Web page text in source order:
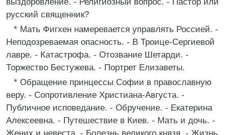
русский священник?
* Мать Фигхен намеревается управлять Россией. -
Неподозреваемая опасность. - В Троице-Сергиевой
лавре. - Катастрофа. - Отозвание Шетарди. -
Торжество Бестужева. - Портрет Елизаветы.
* Обращение принцессы Софии в православную
веру. - Сопротивление Христиана-Августа. -
Публичное исповедание. - Обручение. - Екатерина
Алексеевна. - Путешествие в Киев. - Мать и дочь. -